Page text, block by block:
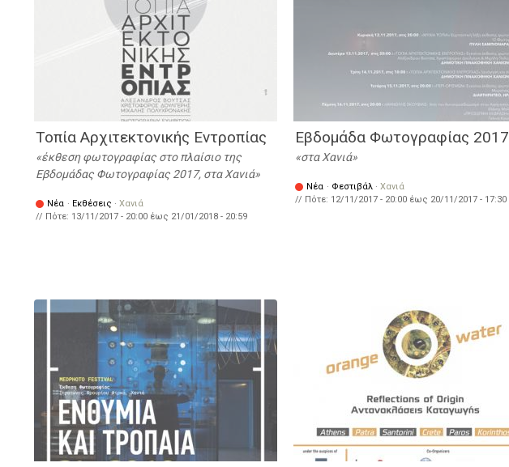
Τοπία Αρχιτεκτονικής Εντροπίας
έκθεση φωτογραφίας στο πλαίσιο της
Εβδομάδας Φωτογραφίας 2017, στα Χανιά
Νέα · Εκθέσεις · Χανιά
// Πότε: 13/11/2017 - 20:00 έως 21/01/2018 - 20:59
Εβδομάδα Φωτογραφίας 2017
στα Χανιά
Νέα · Φεστιβάλ · Χανιά
// Πότε: 12/11/2017 - 20:00 έως 20/11/2017 - 17:30